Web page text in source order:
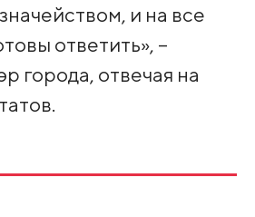
и на все
ответить», –
города, отвечая на